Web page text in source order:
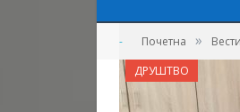
- Почетна » Вести
ДРУШТВО